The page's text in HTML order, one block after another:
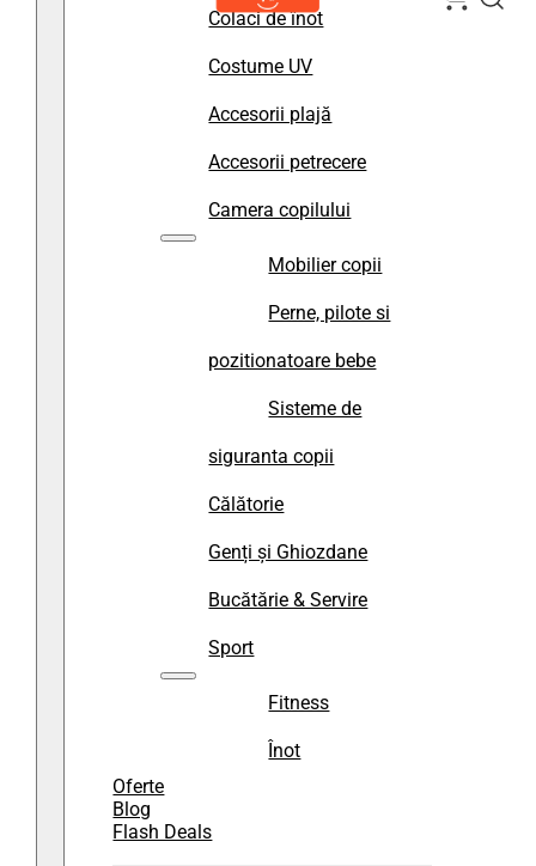
Colaci de înot
Costume UV
Accesorii plajă
Accesorii petrecere
Camera copilului
Mobilier copii
Perne, pilote si
pozitionatoare bebe
Sisteme de
siguranta copii
Călătorie
Genți și Ghiozdane
Bucătărie & Servire
Sport
Fitness
Înot
Oferte
Blog
Flash Deals